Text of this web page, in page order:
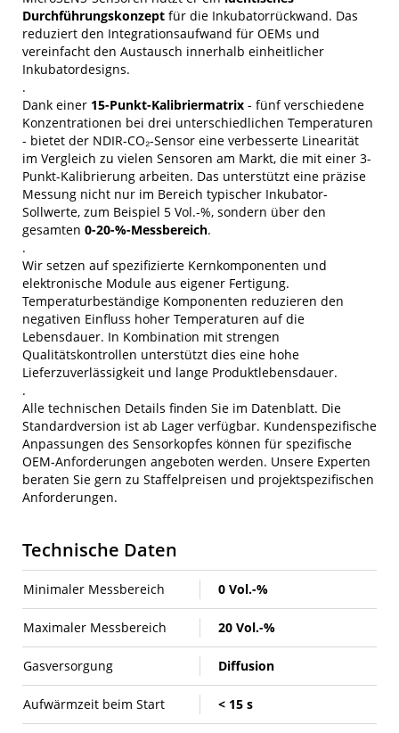
Durchführungskonzept für die Inkubatorrückwand. Das
reduziert den Integrationsaufwand für OEMs und
vereinfacht den Austausch innerhalb einheitlicher
Inkubatordesigns.
.
Dank einer 15-Punkt-Kalibriermatrix - fünf verschiedene
Konzentrationen bei drei unterschiedlichen Temperaturen
- bietet der NDIR-CO₂-Sensor eine verbesserte Linearität
im Vergleich zu vielen Sensoren am Markt, die mit einer 3-
Punkt-Kalibrierung arbeiten. Das unterstützt eine präzise
Messung nicht nur im Bereich typischer Inkubator-
Sollwerte, zum Beispiel 5 Vol.-%, sondern über den
gesamten 0-20-%-Messbereich.
.
Wir setzen auf spezifizierte Kernkomponenten und
elektronische Module aus eigener Fertigung.
Temperaturbeständige Komponenten reduzieren den
negativen Einfluss hoher Temperaturen auf die
Lebensdauer. In Kombination mit strengen
Qualitätskontrollen unterstützt dies eine hohe
Lieferzuverlässigkeit und lange Produktlebensdauer.
.
Alle technischen Details finden Sie im Datenblatt. Die
Standardversion ist ab Lager verfügbar. Kundenspezifische
Anpassungen des Sensorkopfes können für spezifische
OEM-Anforderungen angeboten werden. Unsere Experten
beraten Sie gern zu Staffelpreisen und projektspezifischen
Anforderungen.
Technische Daten
Minimaler Messbereich 0 Vol.-%
Maximaler Messbereich 20 Vol.-%
Gasversorgung Diffusion
Aufwärmzeit beim Start < 15 s